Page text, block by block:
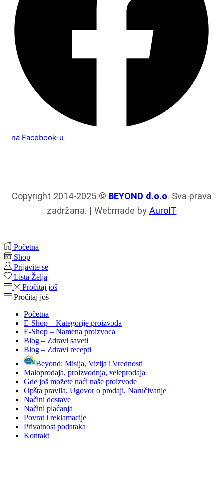
na Facebook-u
Copyright 2014-2025 © BEYOND d.o.o. Sva prava
zadržana. | Webmade by AuroIT
Početna
Shop
Prijavite se
Lista Želja
Pročitaj još
Pročitaj još
Početna
E-Shop – Kategorije proizvoda
E-Shop – Namena proizvoda
Blog – Zdravi saveti
Blog – Zdravi recepti
Beyond: Misija, Vizija i Vrednosti
Maloprodaja, proizvodnja, veleprodaja
Gde još možete naći naše proizvode
Opšta pravila, Ugovor o prodaji, Naručivanje
Načini dostave
Načini plaćanja
Povrat i reklamacije
Privatnost podataka
Kontakt